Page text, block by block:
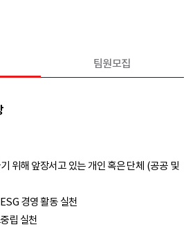
팀원모집
위해 앞장서고 있는 개인 혹은 단체 (공공 및
경영 활동 실천
립 실천